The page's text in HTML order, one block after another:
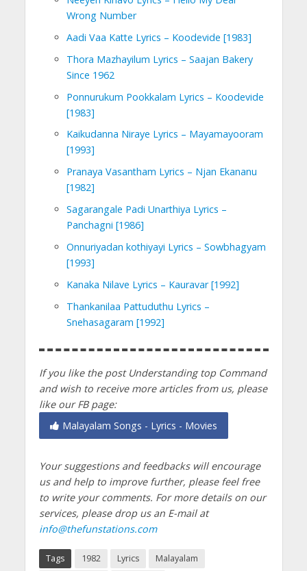
Wrong Number
Aadi Vaa Katte Lyrics – Koodevide [1983]
Thora Mazhayilum Lyrics – Saajan Bakery
Since 1962
Ponnurukum Pookkalam Lyrics – Koodevide
[1983]
Kaikudanna Niraye Lyrics – Mayamayooram
[1993]
Pranaya Vasantham Lyrics – Njan Ekananu
[1982]
Sagarangale Padi Unarthiya Lyrics –
Panchagni [1986]
Onnuriyadan kothiyayi Lyrics – Sowbhagyam
[1993]
Kanaka Nilave Lyrics – Kauravar [1992]
Thankanilaa Pattuduthu Lyrics –
Snehasagaram [1992]
If you like the post Understanding top Command
and wish to receive more articles from us, please
like our FB page:
Malayalam Songs - Lyrics - Movies
Your suggestions and feedbacks will encourage
us and help to improve further, please feel free
to write your comments. For more details on our
services, please drop us an E-mail at
info@thefunstations.com
Tags 1982 Lyrics
Malayalam